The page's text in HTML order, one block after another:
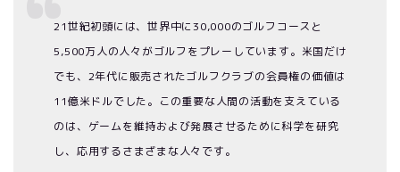
21世紀初頭には、世界中に30,000のゴルフコースと
5,500万人の人々がゴルフをプレーしています。米国だけ
でも、2年代に販売されたゴルフクラブの会員権の価値は
11億米ドルでした。この重要な人間の活動を支えている
のは、ゲームを維持および発展させるために科学を研究
し、応用するさまざまな人々です。